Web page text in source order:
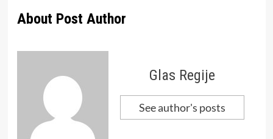
About Post Author
Glas Regije
See author's posts